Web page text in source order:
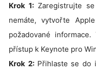
Krok 1: Zaregistrujte
nemáte, vytvořte
požadované
přístup k Keynote pro
Krok 2: Přihlaste se do